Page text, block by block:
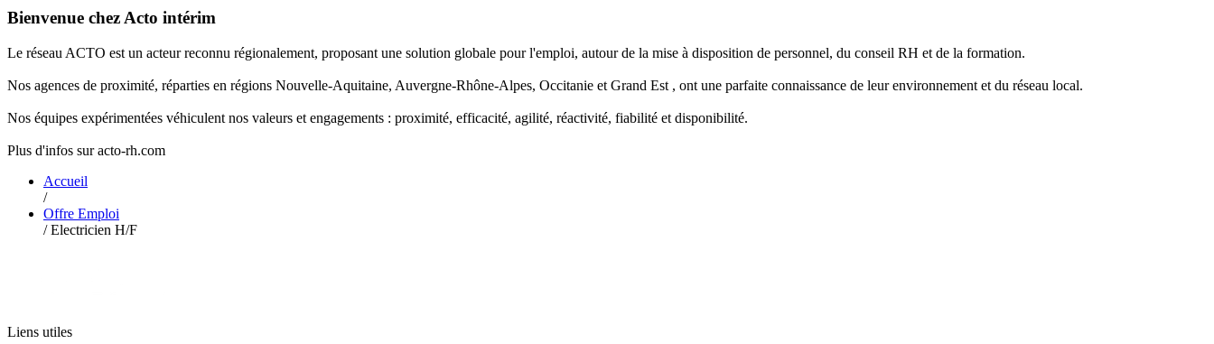
Bienvenue chez Acto intérim
Le réseau ACTO est un acteur reconnu régionalement, proposant une solution globale pour l'emploi, autour de la mise à disposition de personnel, du conseil RH et de la formation.
Nos agences de proximité, réparties en régions Nouvelle-Aquitaine, Auvergne-Rhône-Alpes, Occitanie et Grand Est , ont une parfaite connaissance de leur environnement et du réseau local.
Nos équipes expérimentées véhiculent nos valeurs et engagements : proximité, efficacité, agilité, réactivité, fiabilité et disponibilité.
Plus d'infos sur acto-rh.com
Accueil
/
Offre Emploi
/ Electricien H/F
Liens utiles